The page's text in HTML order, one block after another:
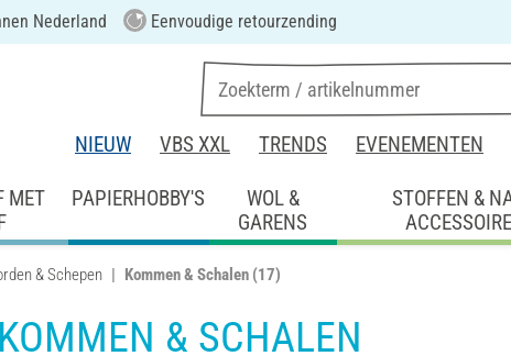
Nederland Eenvoudige retourzending
NIEUW VBS XXL TRENDS EVENEMENTEN
MET
PAPIERHOBBY'S
WOL &
GARENS
STOFFEN &
& Schepen Kommen & Schalen (17)
KOMMEN & SCHALEN